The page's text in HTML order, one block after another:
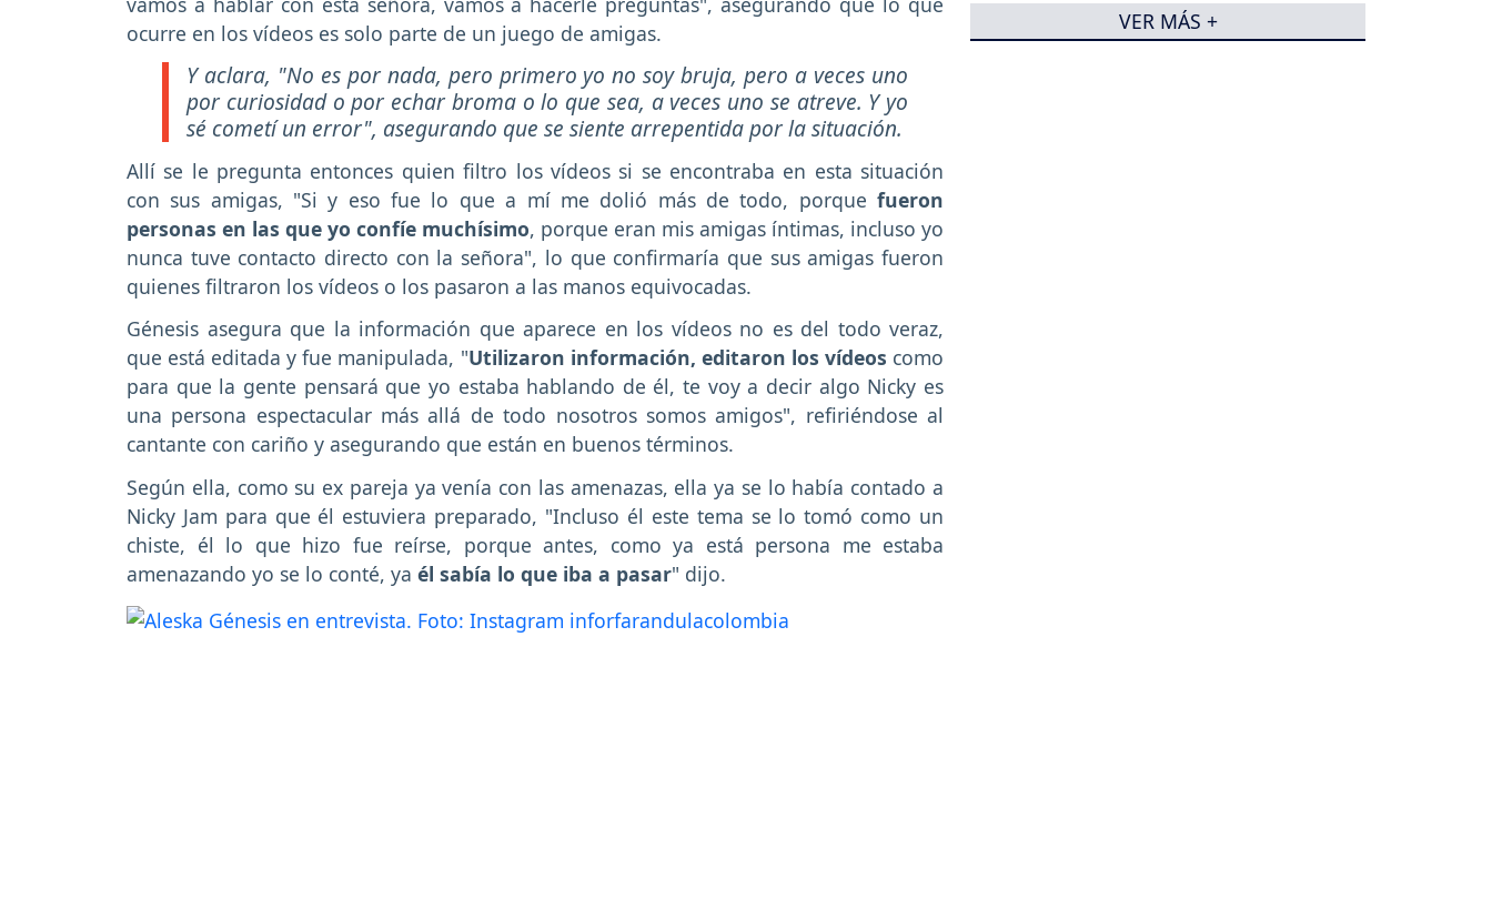
ocurre en los vídeos es solo parte de un juego de amigas.
Y aclara, "No es por nada, pero primero yo no soy bruja, pero a veces uno
por curiosidad o por echar broma o lo que sea, a veces uno se atreve. Y yo
sé cometí un error", asegurando que se siente arrepentida por la situación.
Allí se le pregunta entonces quien filtro los vídeos si se encontraba en esta situación
con sus amigas, "Si y eso fue lo que a mí me dolió más de todo, porque fueron
personas en las que yo confíe muchísimo, porque eran mis amigas íntimas, incluso yo
nunca tuve contacto directo con la señora", lo que confirmaría que sus amigas fueron
quienes filtraron los vídeos o los pasaron a las manos equivocadas.
Génesis asegura que la información que aparece en los vídeos no es del todo veraz,
que está editada y fue manipulada, "Utilizaron información, editaron los vídeos como
para que la gente pensará que yo estaba hablando de él, te voy a decir algo Nicky es
una persona espectacular más allá de todo nosotros somos amigos", refiriéndose al
cantante con cariño y asegurando que están en buenos términos.
Según ella, como su ex pareja ya venía con las amenazas, ella ya se lo había contado a
Nicky Jam para que él estuviera preparado, "Incluso él este tema se lo tomó como un
chiste, él lo que hizo fue reírse, porque antes, como ya está persona me estaba
amenazando yo se lo conté, ya él sabía lo que iba a pasar" dijo.
VER MÁS +